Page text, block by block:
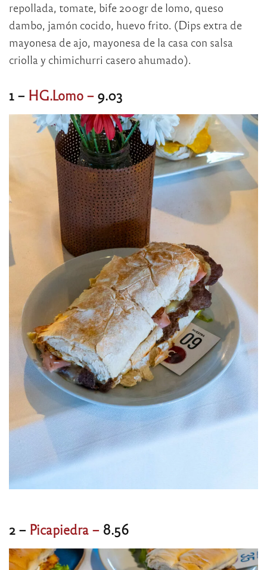
repollada, tomate, bife 200gr de lomo, queso
dambo, jamón cocido, huevo frito. (Dips extra de
mayonesa de ajo, mayonesa de la casa con salsa
criolla y chimichurri casero ahumado).
1 – HG.Lomo – 9.03
2 – Picapiedra – 8.56